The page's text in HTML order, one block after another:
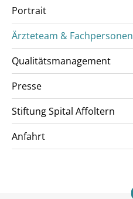
Portrait
Ärzteteam & Fachpersonen
Qualitätsmanagement
Presse
Stiftung Spital Affoltern
Anfahrt